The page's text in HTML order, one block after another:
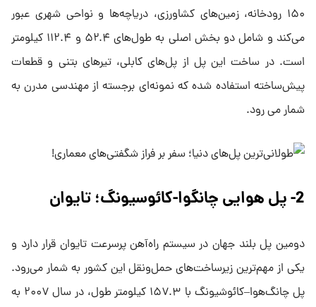
۱۵۰ رودخانه، زمین‌های کشاورزی، دریاچه‌ها و نواحی شهری عبور
می‌کند و شامل دو بخش اصلی به طول‌های ۵۲.۴ و ۱۱۲.۴ کیلومتر
است. در ساخت این پل از پل‌های کابلی، تیرهای بتنی و قطعات
پیش‌ساخته استفاده شده که نمونه‌ای برجسته از مهندسی مدرن به
شمار می رود.
2- پل هوایی چانگوا-کائوسیونگ؛ تایوان
دومین پل بلند جهان در سیستم راه‌آهن پرسرعت تایوان قرار دارد و
یکی از مهم‌ترین زیرساخت‌های حمل‌ونقل این کشور به شمار می‌رود.
پل چانگ‌هوا–کائوشیونگ با ۱۵۷.۳ کیلومتر طول، در سال ۲۰۰۷ به